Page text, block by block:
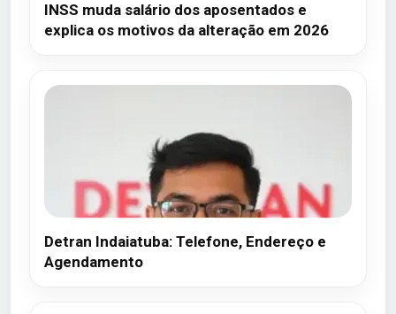
INSS muda salário dos aposentados e
explica os motivos da alteração em 2026
Detran Indaiatuba: Telefone, Endereço e
Agendamento